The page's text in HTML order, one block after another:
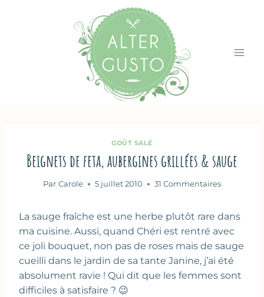
GOÛT SALÉ
Beignets de feta, aubergines grillées & sauge
Par Carole 5 juillet 2010 31 Commentaires
La sauge fraîche est une herbe plutôt rare dans
ma cuisine. Aussi, quand Chéri est rentré avec
ce joli bouquet, non pas de roses mais de sauge
cueilli dans le jardin de sa tante Janine, j’ai été
absolument ravie ! Qui dit que les femmes sont
difficiles à satisfaire ? 😉